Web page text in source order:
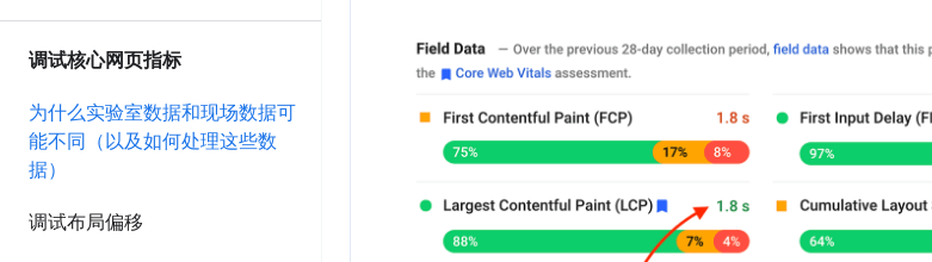
调试核心网页指标
为什么实验室数据和现场数据可
能不同（以及如何处理这些数
据）
调试布局偏移